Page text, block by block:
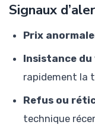
Signaux
Prix
Insistance du
rapidement la
Refus ou
technique